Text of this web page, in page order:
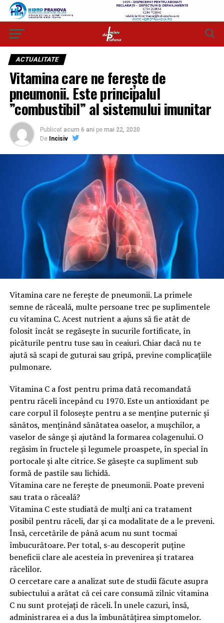
ACTUALITATE
Vitamina care ne ferește de
pneumonii. Este principalul
”combustibil” al sistemului imunitar
Publicat acum 6 ani pe mai 22, 2020
De Incisiv
Vitamina care ne ferește de pneumonii. La primele
semne de răceală, multe persoane trec pe suplimentele
cu vitamina C. Acest nutrient a ajuns să fie atât de
folosit încât se regăsește în sucurile fortificate, în
picăturile pentru tuse sau în ceaiuri. Chiar dacă nu te
ajută să scapi de guturai sau gripă, previne complicațiile
pulmonare.
Vitamina C a fost pentru prima dată recomandată
pentru răceli începând cu 1970. Este un antioxidant pe
care corpul îl folosește pentru a se menține puternic și
sănătos, menținând sănătatea oaselor, a mușchilor, a
vaselor de sânge și ajutând la formarea colagenului. O
regăsim în fructele și legumele proaspete, în special în
portocale și alte citrice. Se găsește ca supliment sub
formă de pastile sau lichidă.
Vitamina care ne ferește de pneumonii. Poate preveni
sau trata o răceală?
Vitamina C este studiată de mulți ani ca tratament
posibil pentru răceli, dar și ca modalitate de a le preveni.
Însă, cercetările de până acum nu sunt tocmai
îmbucurătoare. Per total, s-au descoperit puține
beneficii clare ale acesteia în prevenirea și tratarea
răcelilor.
O cercetare care a analizat sute de studii făcute asupra
subiectului a arătat că cei care consumă zilnic vitamina
C nu sunt protejați de răceli. În unele cazuri, însă,
administrarea ei a dus la îmbunătățirea simptomelor.